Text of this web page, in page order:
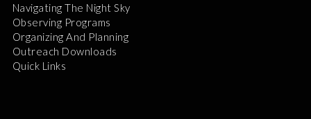
Navigating The Night Sky
Observing Programs
Organizing And Planning
Outreach Downloads
Quick Links